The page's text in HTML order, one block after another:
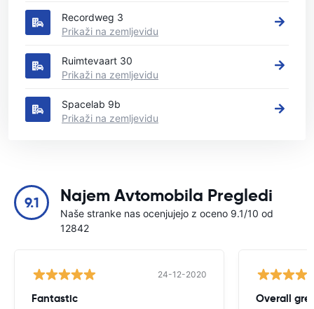
Recordweg 3
Prikaži na zemljevidu
Ruimtevaart 30
Prikaži na zemljevidu
Spacelab 9b
Prikaži na zemljevidu
9.1 Najem Avtomobila Pregledi
Naše stranke nas ocenjujejo z oceno 9.1/10 od
12842
24-12-2020
Fantastic Overall